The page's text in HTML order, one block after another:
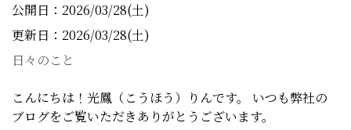
公開日：2026/03/28(土)
更新日：2026/03/28(土)
日々のこと
こんにちは！光鳳（こうほう）りんです。 いつも弊社の
ブログをご覧いただきありがとうございます。